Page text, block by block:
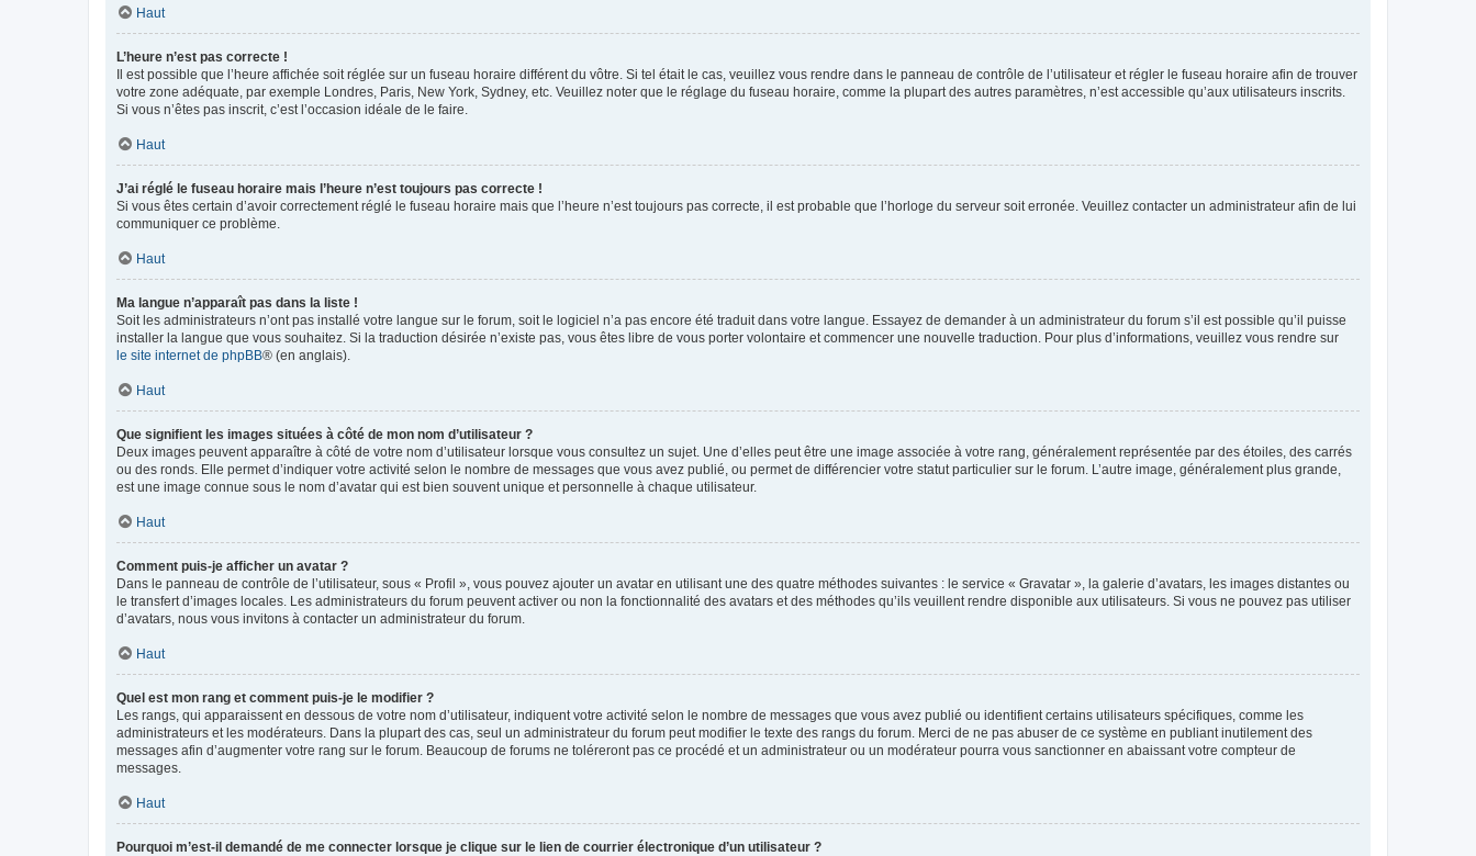
Haut
L’heure n’est pas correcte !
Il est possible que l’heure affichée soit réglée sur un fuseau horaire différent du vôtre. Si tel était le cas, veuillez vous rendre dans le panneau de contrôle de l’utilisateur et régler le fuseau horaire afin de trouver
votre zone adéquate, par exemple Londres, Paris, New York, Sydney, etc. Veuillez noter que le réglage du fuseau horaire, comme la plupart des autres paramètres, n’est accessible qu’aux utilisateurs inscrits.
Si vous n’êtes pas inscrit, c’est l’occasion idéale de le faire.
Haut
J’ai réglé le fuseau horaire mais l’heure n’est toujours pas correcte !
Si vous êtes certain d’avoir correctement réglé le fuseau horaire mais que l’heure n’est toujours pas correcte, il est probable que l’horloge du serveur soit erronée. Veuillez contacter un administrateur afin de lui
communiquer ce problème.
Haut
Ma langue n’apparaît pas dans la liste !
Soit les administrateurs n’ont pas installé votre langue sur le forum, soit le logiciel n’a pas encore été traduit dans votre langue. Essayez de demander à un administrateur du forum s’il est possible qu’il puisse
installer la langue que vous souhaitez. Si la traduction désirée n’existe pas, vous êtes libre de vous porter volontaire et commencer une nouvelle traduction. Pour plus d’informations, veuillez vous rendre sur
le site internet de phpBB® (en anglais).
Haut
Que signifient les images situées à côté de mon nom d’utilisateur ?
Deux images peuvent apparaître à côté de votre nom d’utilisateur lorsque vous consultez un sujet. Une d’elles peut être une image associée à votre rang, généralement représentée par des étoiles, des carrés
ou des ronds. Elle permet d’indiquer votre activité selon le nombre de messages que vous avez publié, ou permet de différencier votre statut particulier sur le forum. L’autre image, généralement plus grande,
est une image connue sous le nom d’avatar qui est bien souvent unique et personnelle à chaque utilisateur.
Haut
Comment puis-je afficher un avatar ?
Dans le panneau de contrôle de l’utilisateur, sous « Profil », vous pouvez ajouter un avatar en utilisant une des quatre méthodes suivantes : le service « Gravatar », la galerie d’avatars, les images distantes ou
le transfert d’images locales. Les administrateurs du forum peuvent activer ou non la fonctionnalité des avatars et des méthodes qu’ils veuillent rendre disponible aux utilisateurs. Si vous ne pouvez pas utiliser
d’avatars, nous vous invitons à contacter un administrateur du forum.
Haut
Quel est mon rang et comment puis-je le modifier ?
Les rangs, qui apparaissent en dessous de votre nom d’utilisateur, indiquent votre activité selon le nombre de messages que vous avez publié ou identifient certains utilisateurs spécifiques, comme les
administrateurs et les modérateurs. Dans la plupart des cas, seul un administrateur du forum peut modifier le texte des rangs du forum. Merci de ne pas abuser de ce système en publiant inutilement des
messages afin d’augmenter votre rang sur le forum. Beaucoup de forums ne toléreront pas ce procédé et un administrateur ou un modérateur pourra vous sanctionner en abaissant votre compteur de
messages.
Haut
Pourquoi m’est-il demandé de me connecter lorsque je clique sur le lien de courrier électronique d’un utilisateur ?